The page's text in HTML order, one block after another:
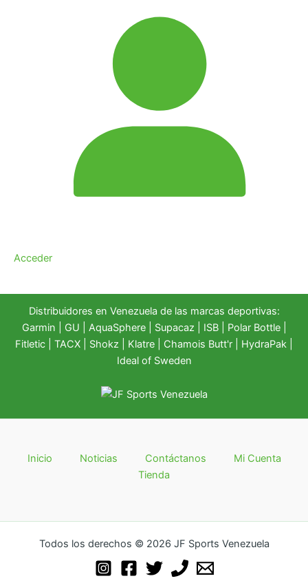
Acceder
Distribuidores en Venezuela de las marcas deportivas:
Garmin
GU AquaSphere| Supacaz | ISB | Polar Bottle|
Fitletic
TACX Shokz Klatre Chamois Butt'r HydraPak
Ideal of Sweden
Inicio Noticias Contáctanos
Mi Cuenta
Tienda
Todos los derechos © 2026 JF Sports Venezuela